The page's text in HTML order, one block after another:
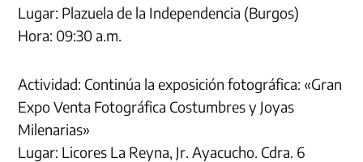
Lugar: Plazuela de la Independencia (Burgos)
Hora: 09:30 a.m.
Actividad: Continúa la exposición fotográfica: «Gran
Expo Venta Fotográfica Costumbres y Joyas
Milenarias»
Lugar: Licores La Reyna, Jr. Ayacucho. Cdra. 6